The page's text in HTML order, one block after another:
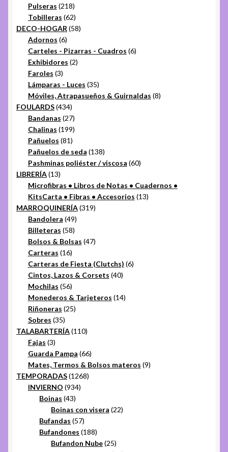
Pulseras 218218
productos
Tobilleras 6262
productos
DECO-HOGAR 5858
Adornos 66
productos
Carteles - Pizarras - Cuadros 66
Exhibidores 22
Faroles 33
productos
Lámparas - Luces 3535
productos
Móviles, Atrapasueños & Guirnaldas 88
FOULARDS 434434
productos
Bandanas 2727
productos
Chalinas 199199
productos
Pañuelos 8181
productos
Pañuelos de seda 138138
productos
Pashminas poliéster / viscosa 6060
LIBRERÍA 1313
productos
Microfibras • Libros de Notas • Cuadernos •
KitsCarta • Fibras • Accesorios 1313
MARROQUINERÍA 319319
Bandolera 4949
productos
Billeteras 5858
productos
Bolsos & Bolsas 4747
Carteras 1616
productos
Carteras de Fiesta (Clutchs) 66
Cintos, Lazos & Corsets 4040
Mochilas 5656
productos
Monederos & Tarjeteros 1414
Riñoneras 2525
Sobres 3535
productos
TALABARTERÍA 110110
Fajas 33
productos
Guarda Pampa 6666
productos
Mates, Termos & Bolsos materos 99
TEMPORADAS 12681268
INVIERNO 934934
Boinas 4343
productos
Boinas con visera 2222
Bufandas 5757
productos
Bufandones 188188
productos
Bufandon Nube 2525